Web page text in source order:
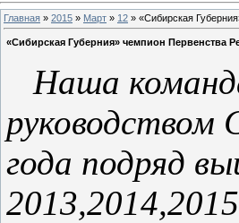
Главная » 2015 » Март » 12 » «Сибирская
«Сибирская Губерния» чемпион Первенства
Наша
руководством
года подряд
2013,2014,2015